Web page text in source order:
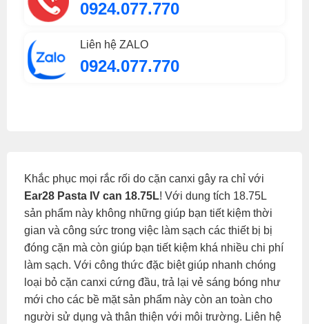
0924.077.770
Liên hệ ZALO
0924.077.770
Khắc phục mọi rắc rối do cặn canxi gây ra chỉ với
Ear28 Pasta IV can 18.75L! Với dung tích 18.75L
sản phẩm này không những giúp bạn tiết kiệm thời
gian và công sức trong việc làm sạch các thiết bị bị
đóng cặn mà còn giúp bạn tiết kiệm khá nhiều chi phí
làm sạch. Với công thức đặc biệt giúp nhanh chóng
loại bỏ cặn canxi cứng đầu, trả lại vẻ sáng bóng như
mới cho các bề mặt sản phẩm này còn an toàn cho
người sử dụng và thân thiện với môi trường. Liên hệ